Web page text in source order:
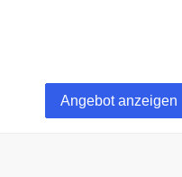
Angebot anzeigen